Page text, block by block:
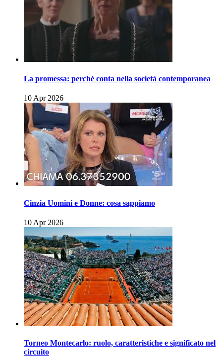
La promessa: perché conta nella società contemporanea
10 Apr 2026
Cinzia Uomini e Donne: cosa sappiamo
10 Apr 2026
Torneo Montecarlo: ruolo, caratteristiche e significato nel
circuito